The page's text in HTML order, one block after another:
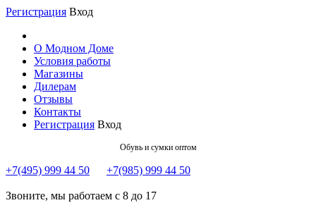
Регистрация Вход
О Модном Доме
Условия работы
Магазины
Дилерам
Отзывы
Контакты
Регистрация Вход
Обувь и сумки оптом
+7(495) 999 44 50 +7(985) 999 44 50
Звоните, мы работаем с 8 до 17